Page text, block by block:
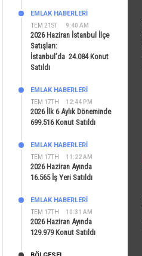
TEM 21ST 9:40 AM
EMLAK HABERLERI
2026 Haziran İstanbul İlçe
Satışları:
İstanbul’da 24.084 Konut
Satıldı
TEM 17TH 12:44 PM
EMLAK HABERLERI
2026 İlk 6 Aylık Döneminde
699.516 Konut Satıldı
TEM 17TH 11:22 AM
EMLAK HABERLERI
2026 Haziran Ayında
16.565 İş Yeri Satıldı
TEM 17TH 10:31 AM
EMLAK HABERLERI
2026 Haziran Ayında
129.979 Konut Satıldı